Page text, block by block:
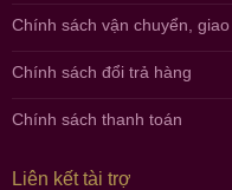
Chính sách vận chuyển,
Chính sách đổi trả hàng
Chính sách thanh toán
Liên kết tài trợ